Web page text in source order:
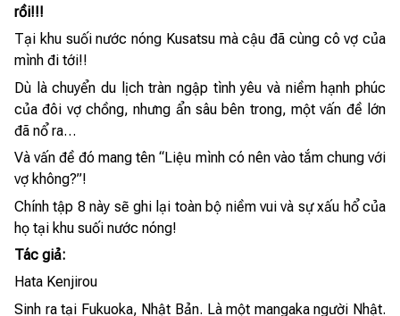
rồi!!!
Tại khu suối nước nóng Kusatsu mà cậu đã cùng cô vợ của
mình đi tới!!
Dù là chuyển du lịch tràn ngập tình yêu và niềm hạnh phúc
của đôi vợ chồng, nhưng ẩn sâu bên trong, một vấn đề lớn
đã nổ ra…
Và vấn đề đó mang tên “Liệu mình có nên vào tắm chung với
vợ không?”!
Chính tập 8 này sẽ ghi lại toàn bộ niềm vui và sự xấu hổ của
họ tại khu suối nước nóng!
Tác giả:
Hata Kenjirou
Sinh ra tại Fukuoka, Nhật Bản. Là một mangaka người Nhật.